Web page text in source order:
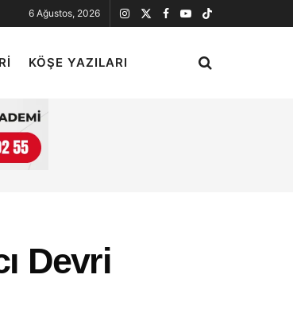
6 Ağustos, 2026
KÖŞE YAZILARI
Devri